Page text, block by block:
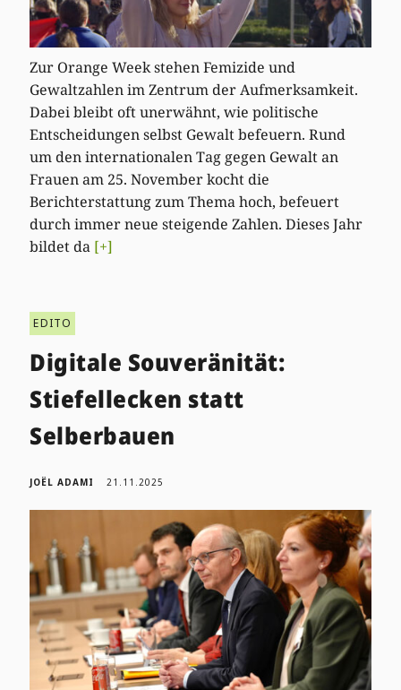
Zur Orange Week stehen Femizide und
Gewaltzahlen im Zentrum der Aufmerksamkeit.
Dabei bleibt oft unerwähnt, wie politische
Entscheidungen selbst Gewalt befeuern. Rund
um den internationalen Tag gegen Gewalt an
Frauen am 25. November kocht die
Berichterstattung zum Thema hoch, befeuert
durch immer neue steigende Zahlen. Dieses Jahr
bildet da [+]
EDITO
Digitale Souveränität:
Stiefellecken statt
Selberbauen
JOËL ADAMI 21.11.2025